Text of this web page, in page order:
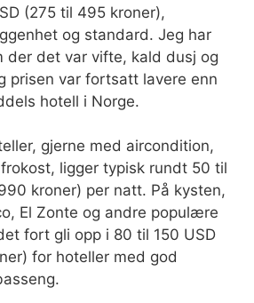
(275 til 495 kroner),
og standard. Jeg har
der det var vifte, kald dusj og
prisen var fortsatt lavere enn
hotell i Norge.
gjerne med aircondition,
ligger typisk rundt 50 til
kroner) per natt. På kysten,
El Zonte og andre populære
fort gli opp i 80 til 150 USD
for hoteller med god